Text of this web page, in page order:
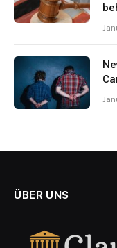
ÜBER UNS